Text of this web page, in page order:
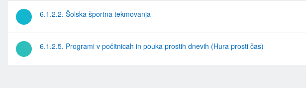
6.1.2.2. Šolska športna tekmovanja
6.1.2.5. Programi v počitnicah in pouka prostih dnevih (Hura prosti čas)